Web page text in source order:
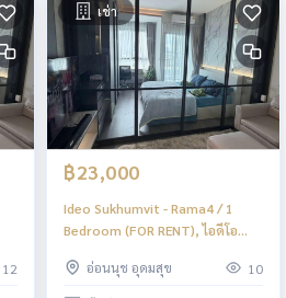
12
เช่า
฿23,000
Ideo Sukhumvit - Rama4 / 1
Bedroom (FOR RENT), ไอดีโอ
(ให้เช่า) PYN362
อ่อนนุช อุดมสุข 10